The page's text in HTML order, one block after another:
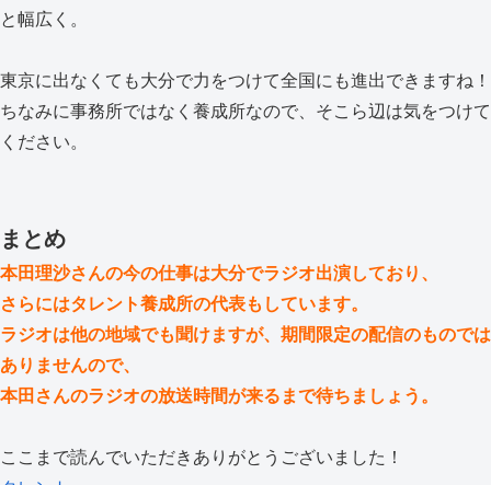
と幅広く。
東京に出なくても大分で力をつけて全国にも進出できますね！
ちなみに事務所ではなく養成所なので、そこら辺は気をつけて
ください。
まとめ
本田理沙さんの今の仕事は大分でラジオ出演しており、
さらにはタレント養成所の代表もしています。
ラジオは他の地域でも聞けますが、期間限定の配信のものでは
ありませんので、
本田さんのラジオの放送時間が来るまで待ちましょう。
ここまで読んでいただきありがとうございました！